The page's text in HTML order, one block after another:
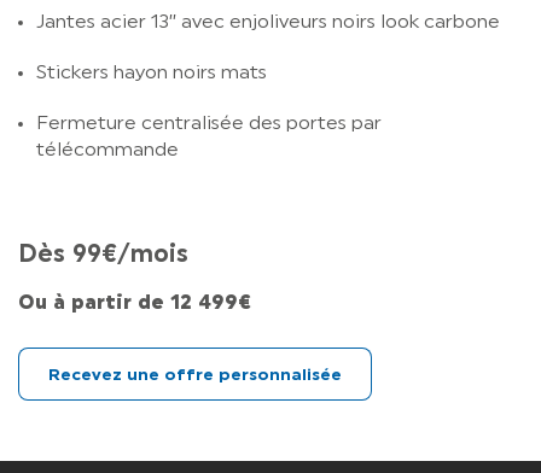
Jantes acier 13’’ avec enjoliveurs noirs look carbone
Stickers hayon noirs mats
Fermeture centralisée des portes par
télécommande
Dès 99€/mois
Ou à partir de 12 499€
Recevez une offre personnalisée